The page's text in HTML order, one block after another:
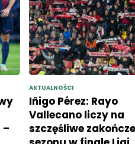
–
AKTUALNOŚCI
Iñigo Pérez: Rayo
Vallecano liczy na
szczęśliwe